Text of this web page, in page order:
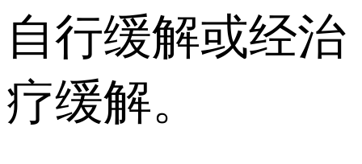
自行缓解或经治
疗缓解。